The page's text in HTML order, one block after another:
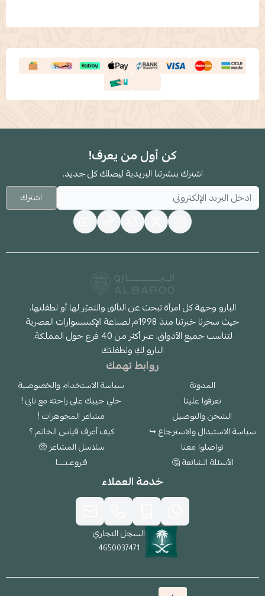
كن أول من يعرف!
اشترك بنشرتنا البريدية ليصلك كل جديد.
اشترك
البارو وجهة كل امرأة تبحث عن التألق والتميّز لها أو لطفلتها،
حيث سخرنا خبرتنا منذ 1998م لصناعة الإكسسوارات العصرية
لتناسب جميع الأذواق، عبر أكثر من 40 فرع حول المملكة.
البارو لكِ ولطفلتك
روابط تهمك
المدونة
تعرفوا علينا
الشحن والتوصيل
سياسة الاستبدال والاسترجاع ↪
تواصلوا معنا
الأسئلة الشائعة 🤔
سياسة الاستخدام والخصوصية
خلي جيبك على راحته مع تابي !
مشاعر المجوهرات !
كيف أعرف قياس الخاتم ؟
سلاسل المشاعر 🥺
فـروعـنــــا
خدمة العملاء
السجل التجاري
4650037471